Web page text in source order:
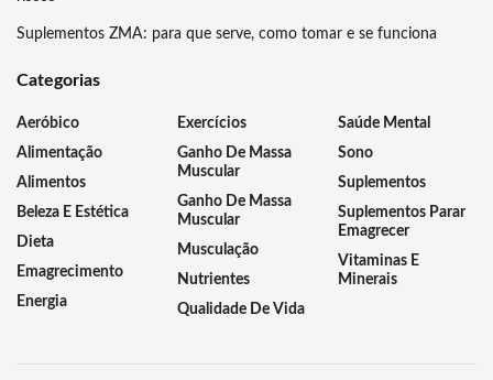
Suplementos ZMA: para que serve, como tomar e se funciona
Categorias
Aeróbico
Alimentação
Alimentos
Beleza E Estética
Dieta
Emagrecimento
Energia
Exercícios
Ganho De Massa
Muscular
Ganho De Massa
Muscular
Musculação
Nutrientes
Qualidade De Vida
Saúde Mental
Sono
Suplementos
Suplementos Parar
Emagrecer
Vitaminas E
Minerais